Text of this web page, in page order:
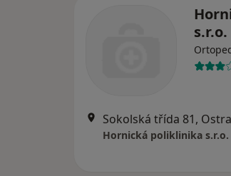
s.r.o.
Sokolská třída 81,
Hornická poliklinika s.r.o.